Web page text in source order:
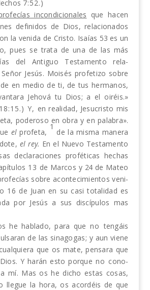
7:52.)
incondicionales que hacen
definidos de Dios, relacionados
la venida de Cristo. Isaías 53 es un
pues se trata de una de las más
del Antiguo Testamento rela­
Jesús. Moisés profetizo sobre
en medio de ti, de tus hermanos,
Jehová tu Dios; a el oiréis.»
18:15.) Y, en realidad, Jesucristo mis­
poderoso en obra y en palabra».
elprofeta,
1
de la misma manera
elrey. En el Nuevo Testamento
declaraciones proféticas hechas
13 de Marcos y 24 de Mateo
sobre acontecimientos veni­
16 de Juan en su casi totalidad es
por Jesús a sus discípulos mas
he hablado, para que notengáis
de las sinagogas; y aun viene
que os mate, pensara que
Y harán esto porque no cono­
mí. Mas os he dicho estas cosas,
llegue la hora, os acordéis de que